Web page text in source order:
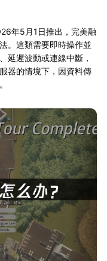
年5月1日推出，完美融
。這類需要即時操作並
延遲波動或連線中斷，
器的情境下，因資料傳